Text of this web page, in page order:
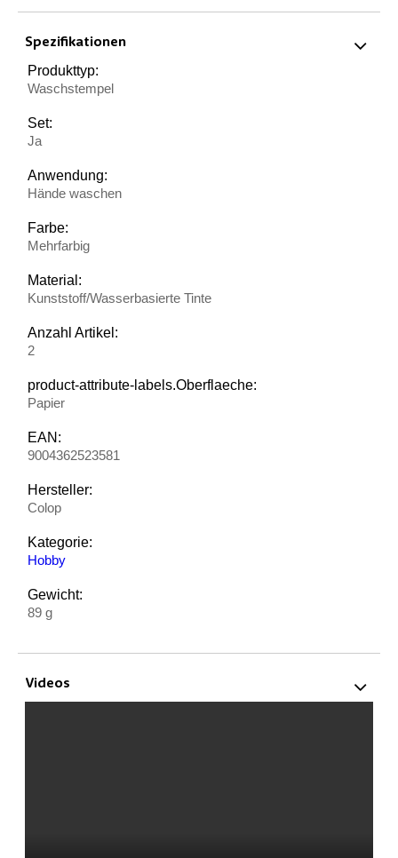
Spezifikationen
Produkttyp:
Waschstempel
Set:
Ja
Anwendung:
Hände waschen
Farbe:
Mehrfarbig
Material:
Kunststoff/Wasserbasierte Tinte
Anzahl Artikel:
2
product-attribute-labels.Oberflaeche:
Papier
EAN:
9004362523581
Hersteller:
Colop
Kategorie:
Hobby
Gewicht:
89 g
Videos